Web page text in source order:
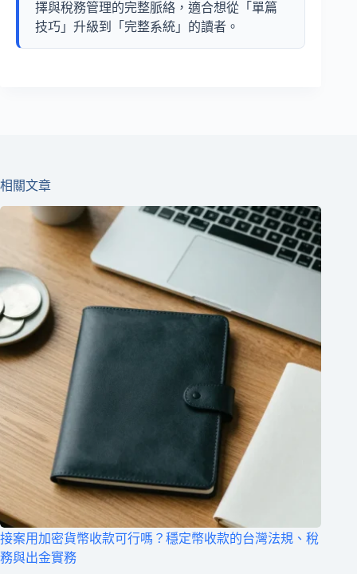
擇與稅務管理的完整脈絡，適合想從「單篇
技巧」升級到「完整系統」的讀者。
相關文章
接案用加密貨幣收款可行嗎？穩定幣收款的台灣法規、稅
務與出金實務